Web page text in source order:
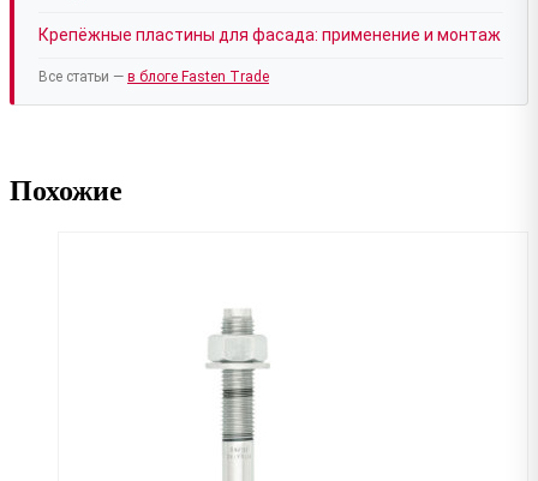
Крепёжные пластины для фасада: применение и монтаж
Все статьи — в блоге Fasten Trade
Похожие